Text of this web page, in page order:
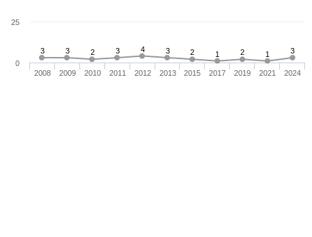
3 3 2 3 4 3 2 1 2 1 3
2008 2009 2010 2011 2012 2013 2015 2017 2019 2021 2024
0
25